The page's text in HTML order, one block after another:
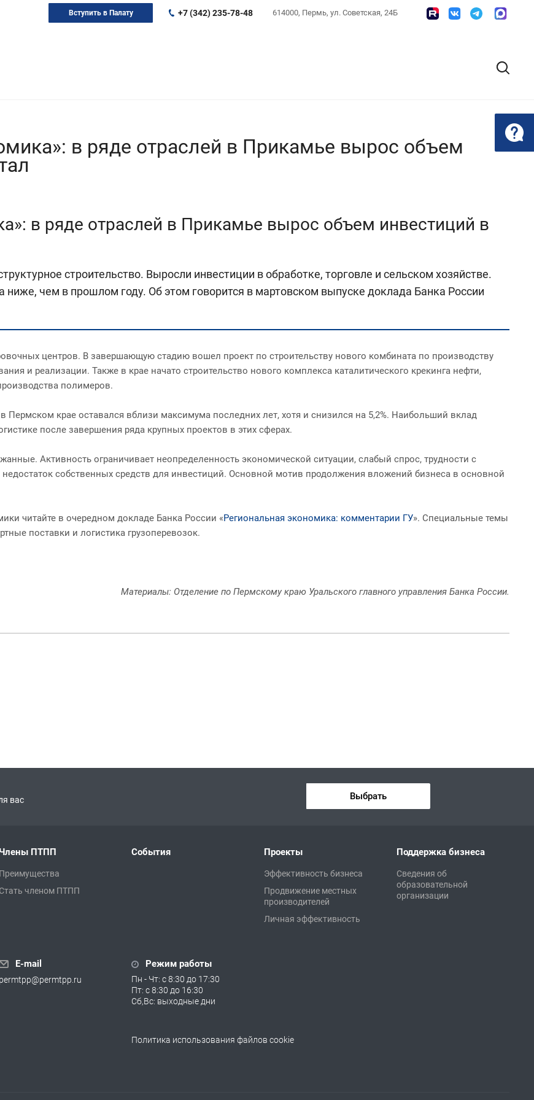
614000, Пермь, ул. Советская, 24Б
+7 (342) 235-78-48
Вступить в Палату
в ряде отраслей в Прикамье вырос объем
в ряде отраслей в Прикамье вырос объем инвестиций в
строительство. Выросли инвестиции в обработке, торговле и сельском хозяйстве.
чем в прошлом году. Об этом говорится в мартовском выпуске доклада Банка России
центров. В завершающую стадию вошел проект по строительству нового комбината по производству
и реализации. Также в крае начато строительство нового комплекса каталитического крекинга нефти,
полимеров.
Пермском крае оставался вблизи максимума последних лет, хотя и снизился на 5,2%. Наибольший вклад
после завершения ряда крупных проектов в этих сферах.
Активность ограничивает неопределенность экономической ситуации, слабый спрос, трудности с
собственных средств для инвестиций. Основной мотив продолжения вложений бизнеса в основной
читайте в очередном докладе Банка России «Региональная экономика: комментарии ГУ». Специальные темы
поставки и логистика грузоперевозок.
Материалы: Отделение по Пермскому краю Уральского главного управления Банка России.
вас
Выбрать
Члены ПТПП
Преимущества
Стать членом ПТПП
События Проекты
Эффективность бизнеса
Продвижение местных
производителей
Личная эффективность
Поддержка бизнеса
Сведения об
образовательной
организации
E-mail
permtpp@permtpp.ru
Режим работы
Пн - Чт: с 8:30 до 17:30
Пт: с 8:30 до 16:30
Сб,Вс: выходные дни
Политика использования файлов cookie